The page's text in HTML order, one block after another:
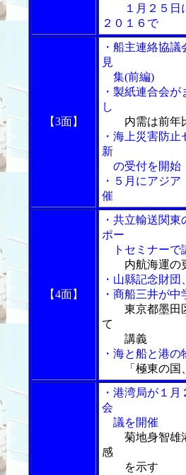
１月２５日に
２０１６で
【3面】
・船主連絡協
見
集(前編)
・製紙連合会
し
内需は前年
・海上災害防
新
の受付を開始
・５月にアジ
催
【4面】
・共立輸送関
ポー
トセミナーで
内航海運の
・山縣記念財
・商船三井が
東京都墨田
て
講義
・海と船と港
「極東の
・港湾局が１
会
議を開催
菊地身智雄
感
を示す